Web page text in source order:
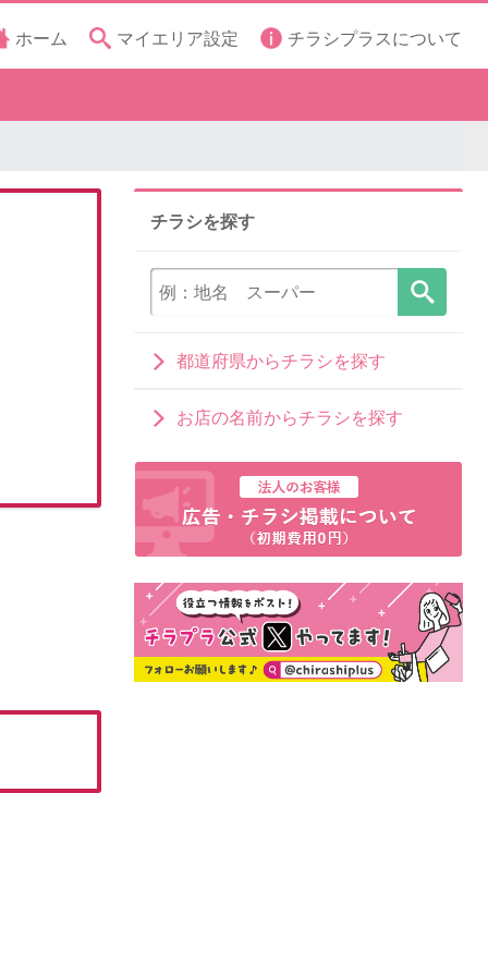
ホーム マイエリア設定 チラシプラスについて
チラシを探す
都道府県からチラシを探す
お店の名前からチラシを探す